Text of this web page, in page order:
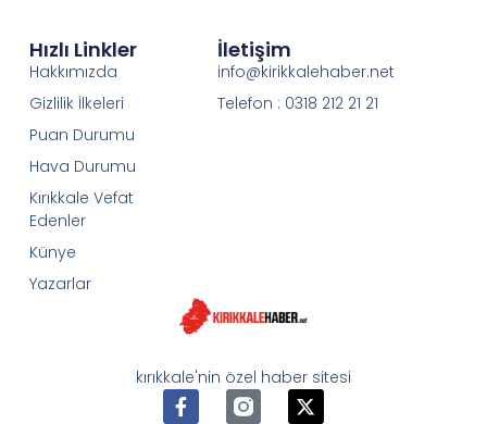
kırıkkale'nin özel haber sitesi
Hızlı Linkler
Hakkımızda
Gizlilik İlkeleri
Puan Durumu
Hava Durumu
Kırıkkale Vefat
Edenler
Künye
Yazarlar
İletişim
info@kirikkalehaber.net
Telefon : 0318 212 21 21